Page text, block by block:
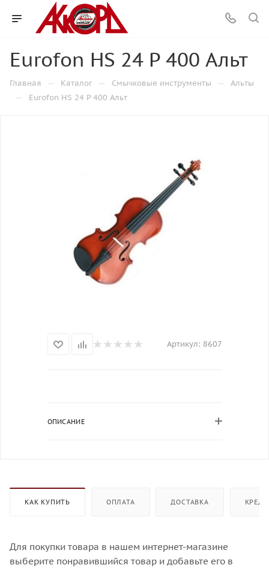
Eurofon HS 24 P 400 Альт
Главная — Каталог — Смычковые инструменты — Альты
— Eurofon HS 24 P 400 Альт
Артикул: 8607
ОПИСАНИЕ
КАК КУПИТЬ ОПЛАТА ДОСТАВКА
Для покупки товара в нашем интернет-магазине
выберите понравившийся товар и добавьте его в